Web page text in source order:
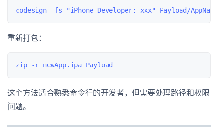
重新打包：
这个方法适合熟悉命令行的开发者，但需要处理路径和权限
问题。